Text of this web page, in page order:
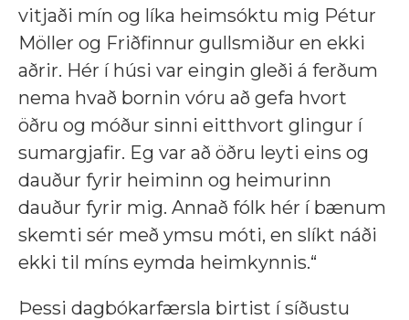
vitjaði mín og líka heimsóktu mig Pétur
Möller og Friðfinnur gullsmiður en ekki
aðrir. Hér í húsi var eingin gleði á ferðum
nema hvað bornin vóru að gefa hvort
öðru og móður sinni eitthvort glingur í
sumargjafir. Eg var að öðru leyti eins og
dauður fyrir heiminn og heimurinn
dauður fyrir mig. Annað fólk hér í bænum
skemti sér með ymsu móti, en slíkt náði
ekki til míns eymda heimkynnis.“
Þessi dagbókarfærsla birtist í síðustu